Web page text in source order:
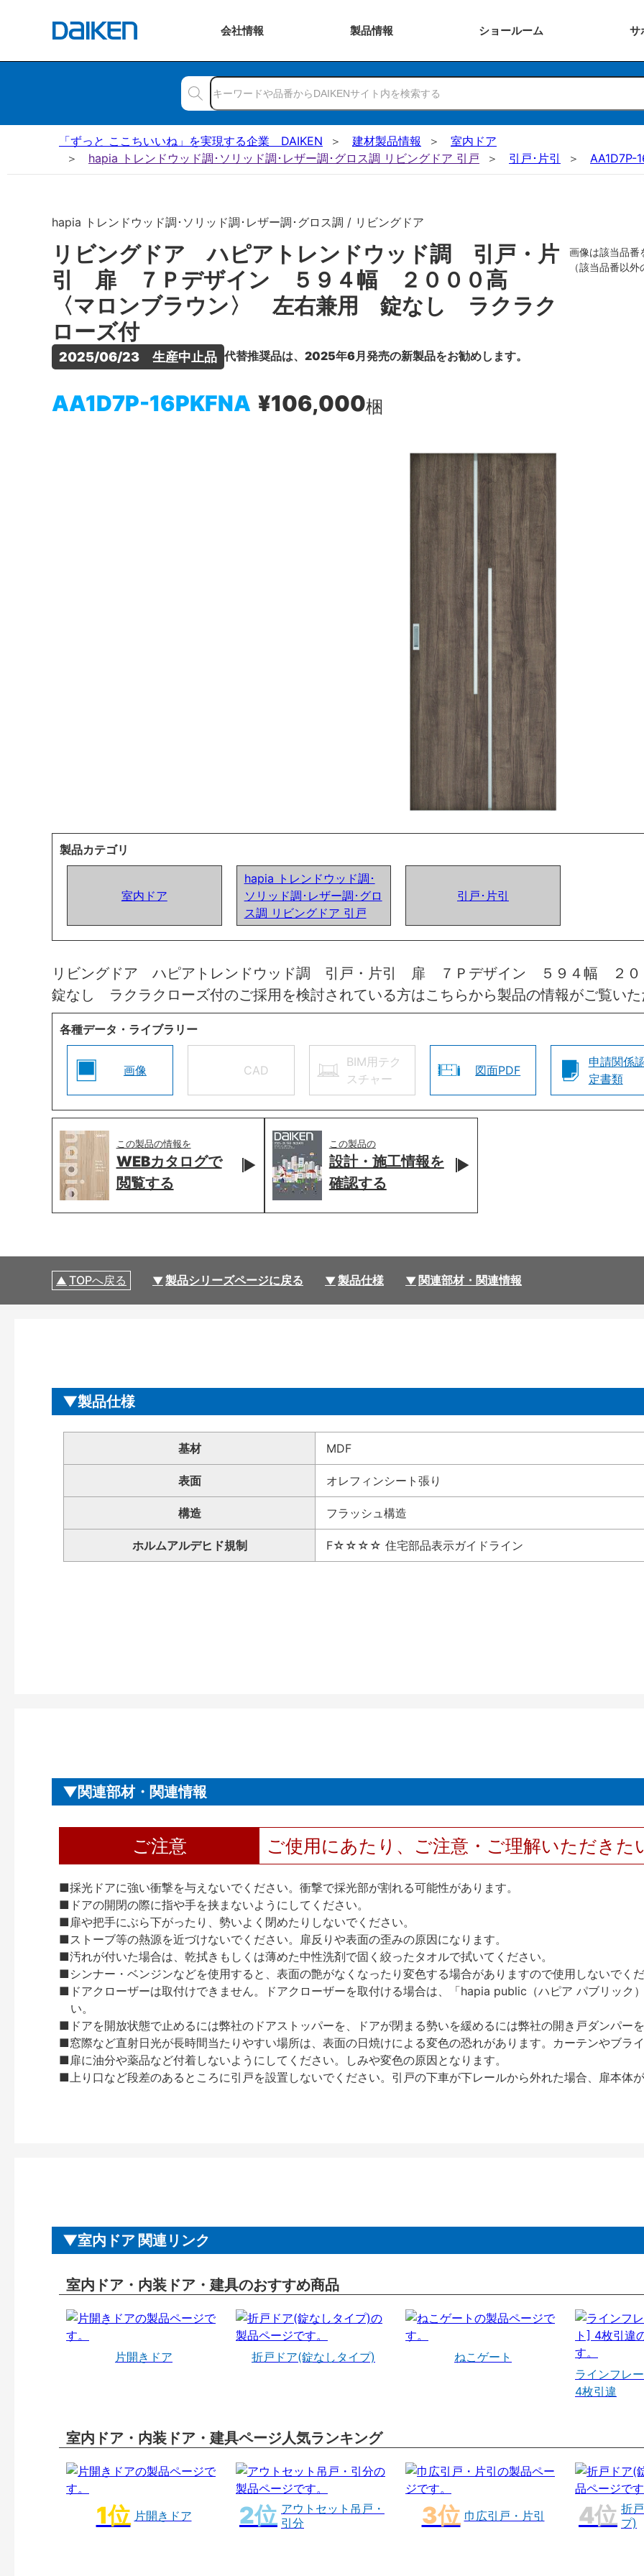
会社情報 製品情報 ショールーム サ
「ずっと ここちいいね」を実現する企業 DAIKEN 建材製品情報
室内ドア
hapia トレンドウッド調･ソリッド調･レザー調･グロス調 リビングドア 引戸
引戸･片引 AA1D7P-
hapia トレンドウッド調･ソリッド調･レザー調･グロス調 / リビングドア
リビングドア ハピアトレンドウッド調 引戸・片
引 扉 ７Ｐデザイン ５９４幅 ２０００高
〈マロンブラウン〉 左右兼用 錠なし ラクラク
ローズ付
2025/06/23　生産中止品 代替推奨品は、2025年6月発売の新製品をお勧めします。
AA1D7P-16PKFNA ¥106,000梱
画像は該当品番
（該当品番以
製品カテゴリ
室内ドア
hapia トレンドウッド調･
ソリッド調･レザー調･グロ
ス調 リビングドア 引戸
引戸･片引
リビングドア ハピアトレンドウッド調 引戸・片引 扉 ７Ｐデザイン ５９４幅 ２
錠なし ラクラクローズ付のご採用を検討されている方はこちらから製品の情報がご覧い
各種データ・ライブラリー
画像 CAD
BIM用テク
スチャー
図面PDF
申請関係
定書類
この製品の情報を
WEBカタログで
閲覧する
この製品の
設計・施工情報を
確認する
TOPへ戻る 製品シリーズページに戻る 製品仕様 関連部材・関連情報
製品仕様
基材 MDF
表面 オレフィンシート張り
構造 フラッシュ構造
ホルムアルデヒド規制 F☆☆☆☆ 住宅部品表示ガイドライン
関連部材・関連情報
ご注意 ご使用にあたり、ご注意・ご理解いただきた
■採光ドアに強い衝撃を与えないでください。衝撃で採光部が割れる可能性があります。
■ドアの開閉の際に指や手を挟まないようにしてください。
■扉や把手にぶら下がったり、勢いよく閉めたりしないでください。
■ストーブ等の熱源を近づけないでください。扉反りや表面の歪みの原因になります。
■汚れが付いた場合は、乾拭きもしくは薄めた中性洗剤で固く絞ったタオルで拭いてください。
■シンナー・ベンジンなどを使用すると、表面の艶がなくなったり変色する場合がありますので使用しないでく
■ドアクローザーは取付けできません。ドアクローザーを取付ける場合は、「hapia public（ハピア パブリック
い。
■ドアを開放状態で止めるには弊社のドアストッパーを、ドアが閉まる勢いを緩めるには弊社の開き戸ダンパー
■窓際など直射日光が長時間当たりやすい場所は、表面の日焼けによる変色の恐れがあります。カーテンやブラ
■扉に油分や薬品など付着しないようにしてください。しみや変色の原因となります。
■上り口など段差のあるところに引戸を設置しないでください。引戸の下車が下レールから外れた場合、扉本体
室内ドア 関連リンク
室内ドア・内装ドア・建具のおすすめ商品
片開きドア 折戸ドア(錠なしタイプ)
ねこゲート
ラインフレ
4枚引違
室内ドア・内装ドア・建具ページ人気ランキング
片開きドア
アウトセット吊戸・
引分
巾広引戸・片引
折
プ)